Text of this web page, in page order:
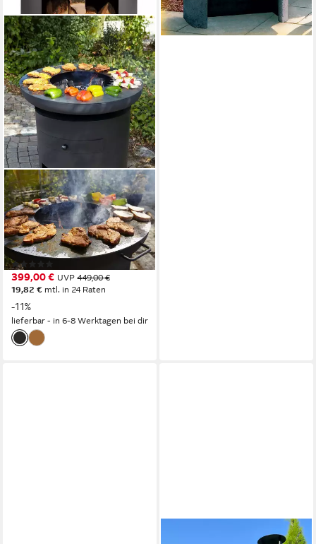
BUSCHBECK
Holzkohlegrill Sioux, ØxH:
80x88cm, eine wandelbare
Feuerstelle, aus robustem
Material
399,00 € UVP 449,00 €
19,82 € mtl. in 24 Raten
-11%
lieferbar - in 6-8 Werktagen bei dir